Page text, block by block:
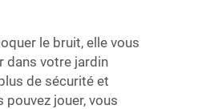
le bruit, elle vous
dans votre jardin
de sécurité et
jouer, vous